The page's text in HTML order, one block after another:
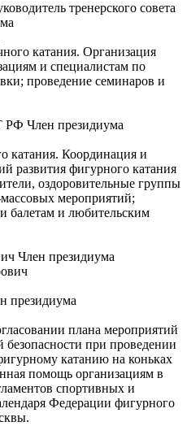
тренерского совета
катания. Организация
и специалистам по
проведение семинаров и
РФ Член президиума
катания. Координация и
развития фигурного катания
оздоровительные группы
мероприятий;
балетам и любительским
Член президиума
президиума
плана мероприятий
при проведении
катанию на коньках
помощь организациям в
спортивных и
Федерации фигурного